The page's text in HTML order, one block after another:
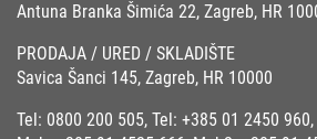
Antuna Branka Šimića 22, Zagreb, HR
PRODAJA / URED / SKLADIŠTE
Savica Šanci 145, Zagreb, HR 10000
Tel: 0800 200 505, Tel: +385 01 2450 960,